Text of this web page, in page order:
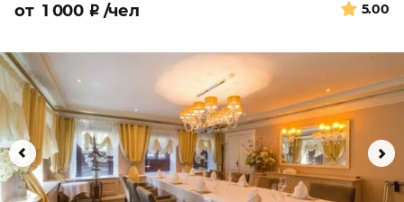
5.00
от 1 000 ₽ /чел